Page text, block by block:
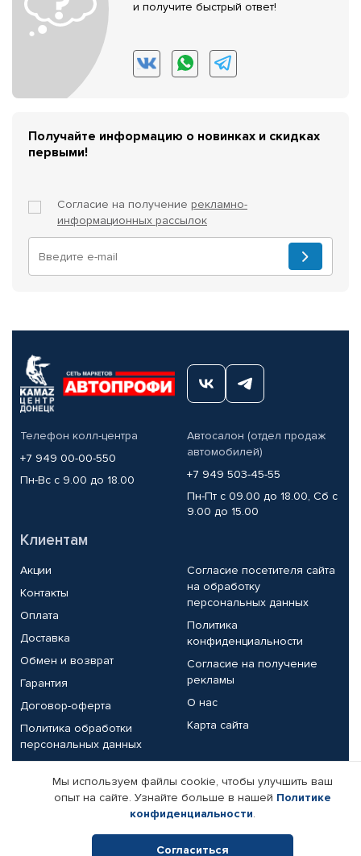
и получите быстрый ответ!
Получайте информацию о новинках и скидках
первыми!
Согласие на получение рекламно-
информационных рассылок
Телефон колл-центра
+7 949 00-00-550
Пн-Вс с 9.00 до 18.00
Автосалон (отдел продаж
автомобилей)
+7 949 503-45-55
Пн-Пт с 09.00 до 18.00, Сб с
9.00 до 15.00
Клиентам
Акции
Контакты
Оплата
Доставка
Обмен и возврат
Гарантия
Договор-оферта
Политика обработки
персональных данных
Согласие посетителя сайта
на обработку
персональных данных
Политика
конфиденциальности
Согласие на получение
рекламы
О нас
Карта сайта
Партнерам
Корпоративным клиентам
Поставщикам
Реквизиты компании
Мы используем файлы cookie, чтобы улучшить ваш
опыт на сайте. Узнайте больше в нашей Политике
конфиденциальности.
Согласиться